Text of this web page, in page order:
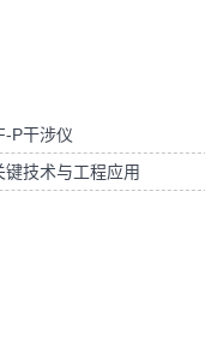
P干涉仪
技术与工程应用